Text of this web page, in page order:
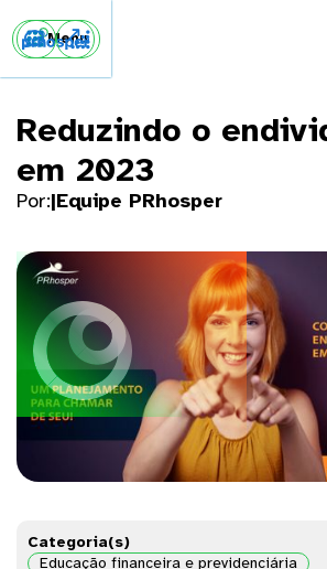
Menu
 
Reduzindo o
em 2023
Por:|Equipe PRhosper
Categoria(s)
Educação financeira e previdenciária